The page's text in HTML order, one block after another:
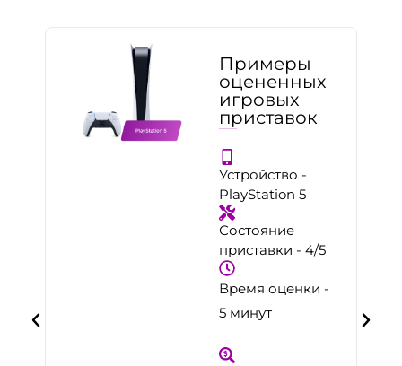
Примеры
оцененных
игровых
приставок
Устройство -
PlayStation 5
Состояние
приставки - 4/5
Время оценки -
5 минут